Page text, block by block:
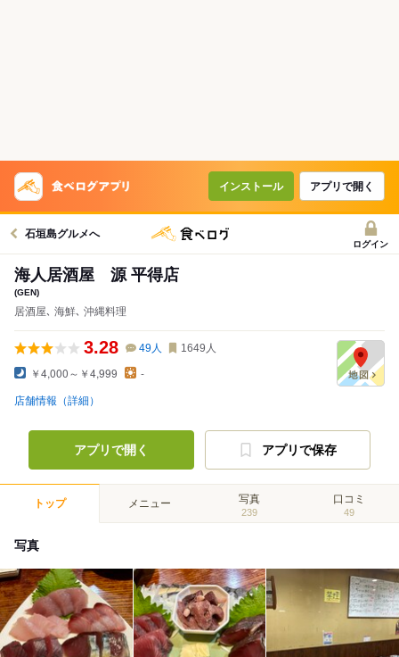
インストール アプリで開く
石垣島グルメへ
ログイン
海人居酒屋 源 平得店
(GEN)
居酒屋､ 海鮮､ 沖縄料理
3.28 49人 1649 人
￥4,000～￥4,999 -
店舗情報（詳細）
アプリで開く アプリで保存
トップ メニュー 写真
239
口コミ
49
写真